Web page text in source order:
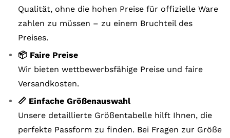
Qualität, ohne die hohen Preise für offizielle Ware
zahlen zu müssen – zu einem Bruchteil des
Preises.
📦 Faire Preise
Wir bieten wettbewerbsfähige Preise und faire
Versandkosten.
📏 Einfache Größenauswahl
Unsere detaillierte Größentabelle hilft Ihnen, die
perfekte Passform zu finden. Bei Fragen zur Größe